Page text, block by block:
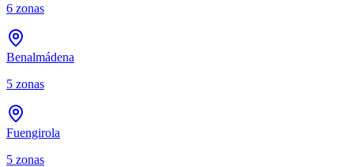
6 zonas
Benalmádena
5 zonas
Fuengirola
5 zonas